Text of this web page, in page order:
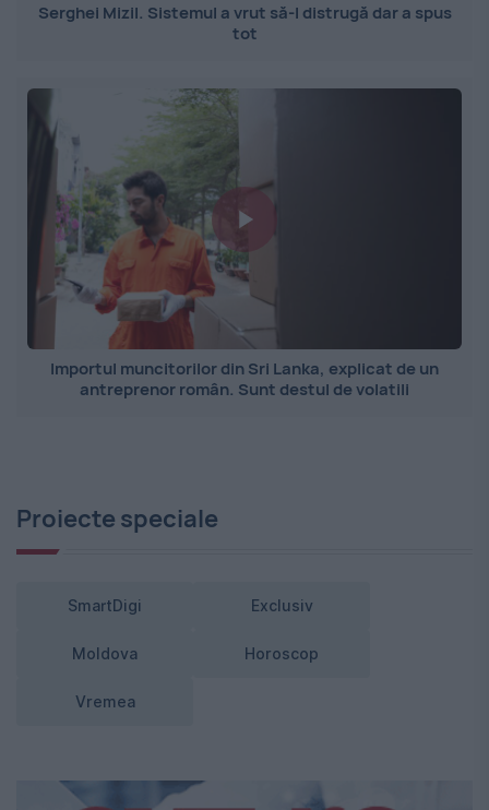
Serghei Mizil. Sistemul a vrut să-l distrugă dar a spus
tot
Importul muncitorilor din Sri Lanka, explicat de un
antreprenor român. Sunt destul de volatili
Proiecte speciale
SmartDigi Exclusiv
Moldova Horoscop
Vremea